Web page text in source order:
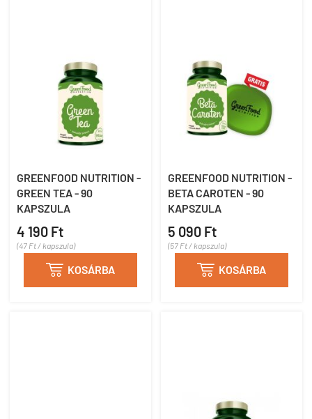
GREENFOOD NUTRITION -
GREEN TEA - 90
KAPSZULA
4 190 Ft
(47 Ft / kapszula)
 KOSÁRBA
GREENFOOD NUTRITION -
BETA CAROTEN - 90
KAPSZULA
5 090 Ft
(57 Ft / kapszula)
 KOSÁRBA